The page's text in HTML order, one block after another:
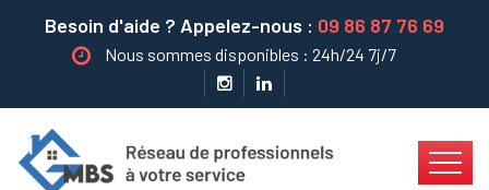
Besoin d'aide ? Appelez-nous : 09 86 87 76 69
Nous sommes disponibles : 24h/24 7j/7